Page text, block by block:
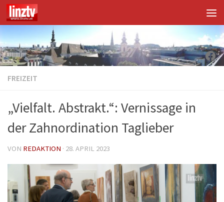
Unter dem Inhalt
FREIZEIT
„Vielfalt. Abstrakt.“: Vernissage in
der Zahnordination Taglieber
VON REDAKTION · 28. APRIL 2023